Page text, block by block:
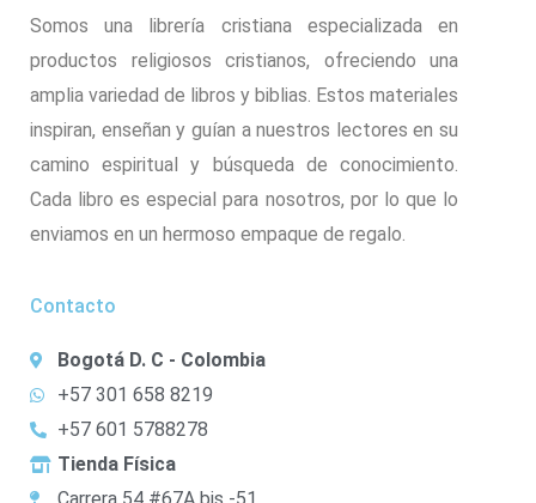
Somos una librería cristiana especializada en
productos religiosos cristianos, ofreciendo una
amplia variedad de libros y biblias. Estos materiales
inspiran, enseñan y guían a nuestros lectores en su
camino espiritual y búsqueda de conocimiento.
Cada libro es especial para nosotros, por lo que lo
enviamos en un hermoso empaque de regalo.
Contacto
Bogotá D. C - Colombia
+57 301 658 8219
+57 601 5788278
Tienda Física